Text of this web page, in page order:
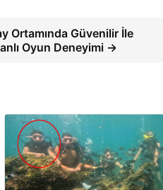
Ortamında Güvenilir İle
Oyun Deneyimi →